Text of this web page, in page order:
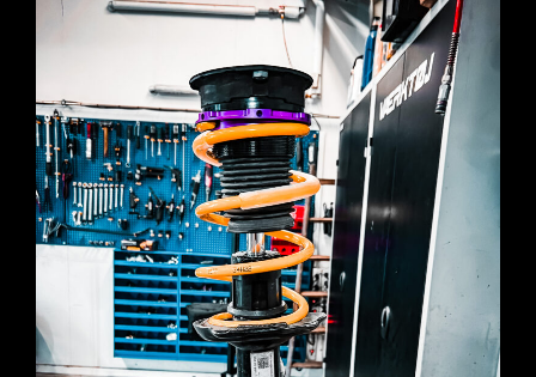
varianter.
Mulighederne
vælges
på
varesiden